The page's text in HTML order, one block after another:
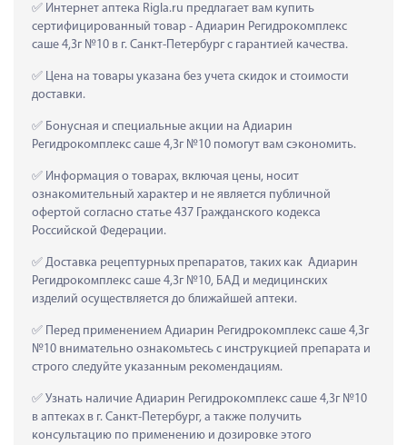
Интернет аптека Rigla.ru предлагает вам купить
сертифицированный товар - Адиарин Регидрокомплекс
саше 4,3г №10 в г. Санкт-Петербург с гарантией качества.
Цена на товары указана без учета скидок и стоимости
доставки.
Бонусная и специальные акции на Адиарин
Регидрокомплекс саше 4,3г №10 помогут вам сэкономить.
Информация о товарах, включая цены, носит
ознакомительный характер и не является публичной
офертой согласно статье 437 Гражданского кодекса
Российской Федерации.
Доставка рецептурных препаратов, таких как  Адиарин
Регидрокомплекс саше 4,3г №10, БАД и медицинских
изделий осуществляется до ближайшей аптеки.
Перед применением Адиарин Регидрокомплекс саше 4,3г
№10 внимательно ознакомьтесь с инструкцией препарата и
строго следуйте указанным рекомендациям.
Узнать наличие Адиарин Регидрокомплекс саше 4,3г №10
в аптеках в г. Санкт-Петербург, а также получить
консультацию по применению и дозировке этого